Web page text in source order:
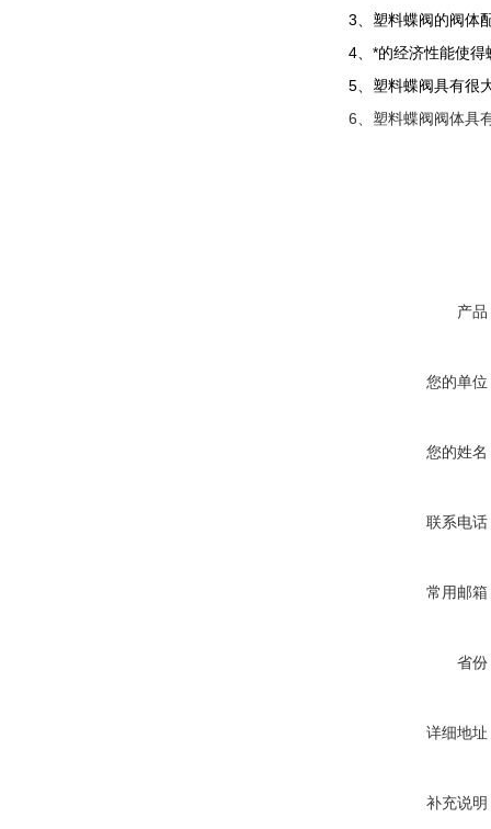
3、塑料蝶阀的阀体
4、*的经济性能使
5、塑料蝶阀具有很
6、塑料蝶阀阀体具
产品
您的单位
您的姓名
联系电话
常用邮箱
省份
详细地址
补充说明